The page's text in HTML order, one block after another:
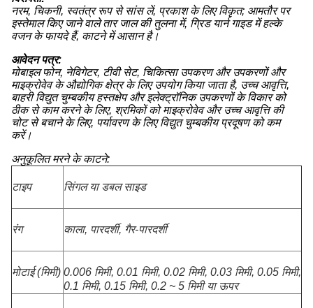
नरम, चिकनी, स्वतंत्र रूप से सांस लें, प्रकाश के लिए विकृत; आमतौर पर
इस्तेमाल किए जाने वाले तार जाल की तुलना में, ग्रिड यार्न गाइड में हल्के
वजन के फायदे हैं, काटने में आसान है।
आवेदन पत्र:
मोबाइल फोन, नेविगेटर, टीवी सेट, चिकित्सा उपकरण और उपकरणों और
माइक्रोवेव के औद्योगिक क्षेत्र के लिए उपयोग किया जाता है, उच्च आवृत्ति,
बाहरी विद्युत चुम्बकीय हस्तक्षेप और इलेक्ट्रॉनिक उपकरणों के विकार को
ठीक से काम करने के लिए, श्रमिकों को माइक्रोवेव और उच्च आवृत्ति की
चोट से बचाने के लिए, पर्यावरण के लिए विद्युत चुम्बकीय प्रदूषण को कम
करें।
अनुकूलित मरने के काटने:
टाइप सिंगल या डबल साइड
रंग काला, पारदर्शी, गैर-पारदर्शी
मोटाई (मिमी) 0.006 मिमी, 0.01 मिमी, 0.02 मिमी, 0.03 मिमी, 0.05 मिमी,
0.1 मिमी, 0.15 मिमी, 0.2 ~ 5 मिमी या ऊपर